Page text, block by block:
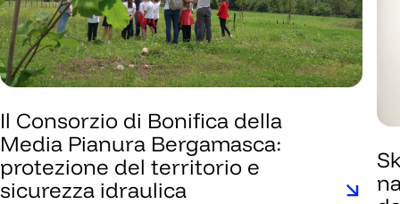
Il Consorzio di Bonifica della
Media Pianura Bergamasca:
protezione del territorio e
sicurezza idraulica